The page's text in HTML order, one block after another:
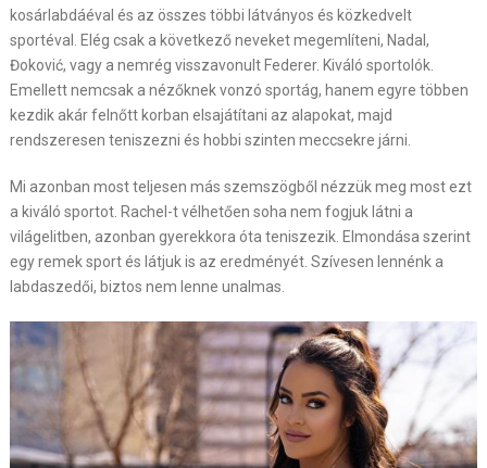
kosárlabdáéval és az összes többi látványos és közkedvelt
sportéval. Elég csak a következő neveket megemlíteni, Nadal,
Đoković, vagy a nemrég visszavonult Federer. Kiváló sportolók.
Emellett nemcsak a nézőknek vonzó sportág, hanem egyre többen
kezdik akár felnőtt korban elsajátítani az alapokat, majd
rendszeresen teniszezni és hobbi szinten meccsekre járni.
Mi azonban most teljesen más szemszögből nézzük meg most ezt
a kiváló sportot. Rachel-t vélhetően soha nem fogjuk látni a
világelitben, azonban gyerekkora óta teniszezik. Elmondása szerint
egy remek sport és látjuk is az eredményét. Szívesen lennénk a
labdaszedői, biztos nem lenne unalmas.